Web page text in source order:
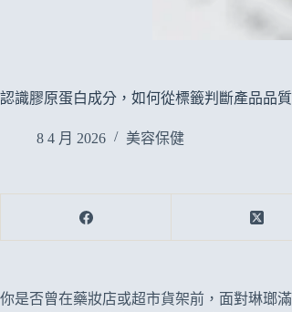
認識膠原蛋白成分，如何從標籤判斷產品品質
8 4 月 2026 美容保健
你是否曾在藥妝店或超市貨架前，面對琳瑯